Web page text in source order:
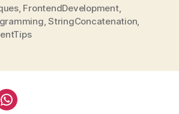
, FrontendDevelopment,
,StringConcatenation,
whatsapp:0545